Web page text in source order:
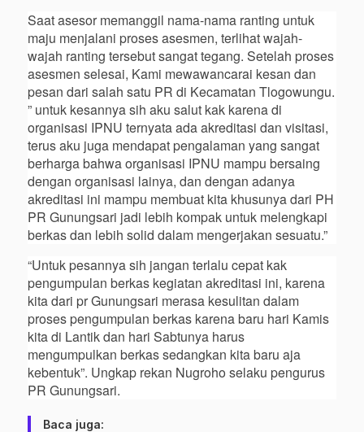
Saat asesor memanggil nama-nama ranting untuk
maju menjalani proses asesmen, terlihat wajah-
wajah ranting tersebut sangat tegang. Setelah proses
asesmen selesai, Kami mewawancarai kesan dan
pesan dari salah satu PR di Kecamatan Tlogowungu.
” untuk kesannya sih aku salut kak karena di
organisasi IPNU ternyata ada akreditasi dan visitasi,
terus aku juga mendapat pengalaman yang sangat
berharga bahwa organisasi IPNU mampu bersaing
dengan organisasi lainya, dan dengan adanya
akreditasi ini mampu membuat kita khusunya dari PH
PR Gunungsari jadi lebih kompak untuk melengkapi
berkas dan lebih solid dalam mengerjakan sesuatu.”
“Untuk pesannya sih jangan terlalu cepat kak
pengumpulan berkas kegiatan akreditasi ini, karena
kita dari pr Gunungsari merasa kesulitan dalam
proses pengumpulan berkas karena baru hari Kamis
kita di Lantik dan hari Sabtunya harus
mengumpulkan berkas sedangkan kita baru aja
kebentuk”. Ungkap rekan Nugroho selaku pengurus
PR Gunungsari.
Baca juga: